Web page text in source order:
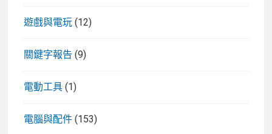
遊戲與電玩 (12)
關鍵字報告 (9)
電動工具 (1)
電腦與配件 (153)